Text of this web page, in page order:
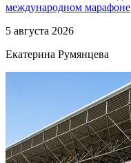
международном марафоне
5 августа 2026
Екатерина Румянцева